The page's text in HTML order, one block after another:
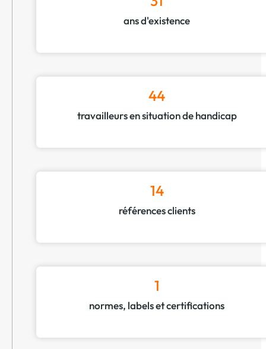
ans d'existence
44
travailleurs en situation de handicap
14
références clients
1
normes, labels et certifications